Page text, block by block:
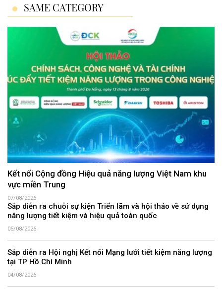
SAME CATEGORY
Kết nối Cộng đồng Hiệu quả năng lượng Việt Nam khu
vực miền Trung
07/08/2026
Sắp diễn ra chuỗi sự kiện Triển lãm và hội thảo về sử dụng
năng lượng tiết kiệm và hiệu quả toàn quốc
05/08/2026
Sắp diễn ra Hội nghị Kết nối Mạng lưới tiết kiệm năng lượng
tại TP Hồ Chí Minh
04/08/2026